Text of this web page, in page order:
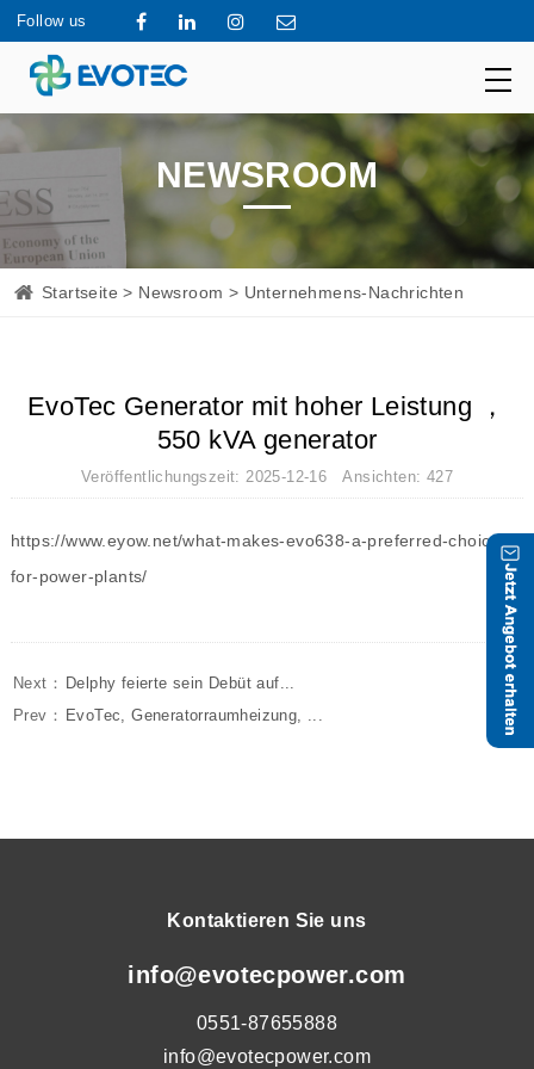
Follow us
NEWSROOM
Startseite > Newsroom > Unternehmens-Nachrichten
EvoTec Generator mit hoher Leistung ，
550 kVA generator
Veröffentlichungszeit: 2025-12-16 Ansichten: 427
https://www.eyow.net/what-makes-evo638-a-preferred-choice-
for-power-plants/
Next： Delphy feierte sein Debüt auf...
Prev： EvoTec, Generatorraumheizung, ...
Kontaktieren Sie uns
info@evotecpower.com
0551-87655888
info@evotecpower.com